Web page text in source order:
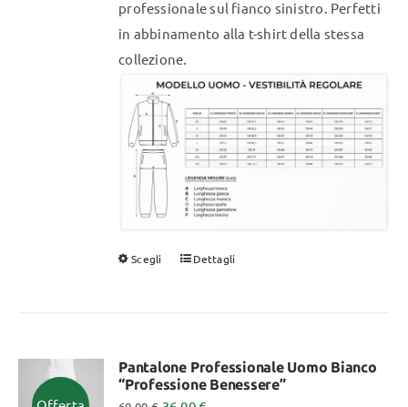
professionale sul fianco sinistro. Perfetti
in abbinamento alla t-shirt della stessa
collezione.
Scegli
Questo
varianti.
Le
Dettagli
Pantalone Professionale Uomo Bianco
“Professione Benessere”